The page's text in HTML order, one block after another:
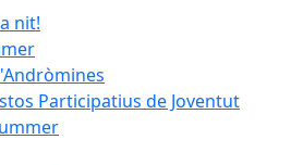
nit!
Participatius de Joventut